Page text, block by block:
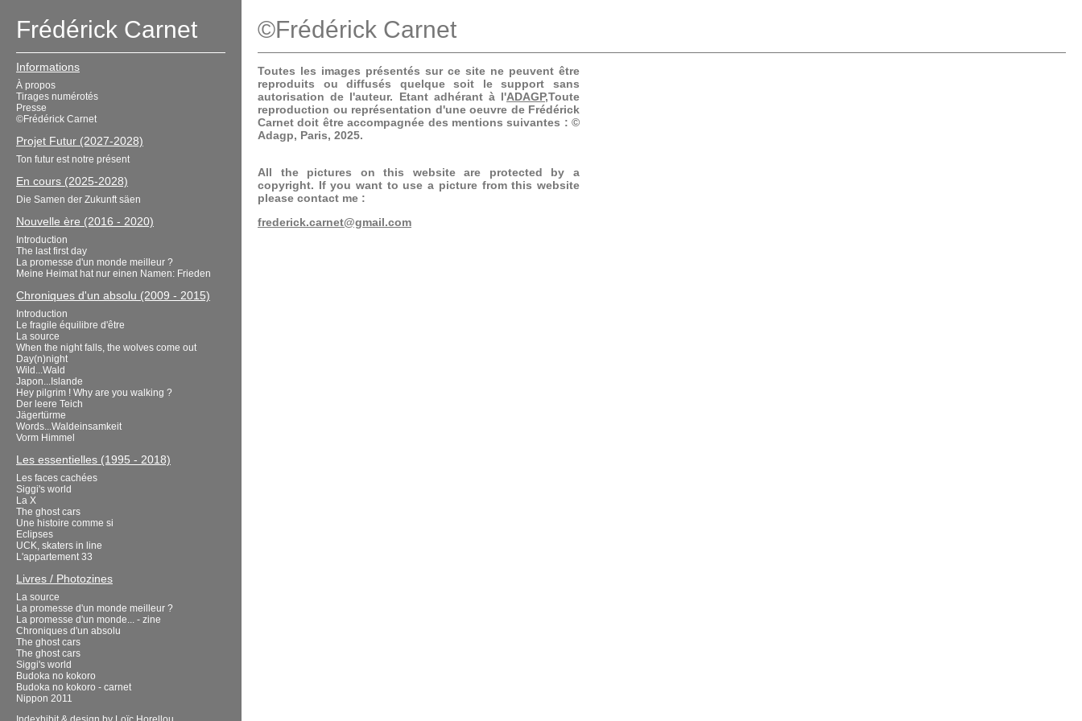
Frédérick Carnet
Informations
À propos
Tirages numérotés
Presse
©Frédérick Carnet
Projet Futur (2027-2028)
Ton futur est notre présent
En cours (2025-2028)
Die Samen der Zukunft säen
Nouvelle ère (2016 - 2020)
Introduction
The last first day
La promesse d'un monde meilleur ?
Meine Heimat hat nur einen Namen: Frieden
Chroniques d'un absolu (2009 - 2015)
Introduction
Le fragile équilibre d'être
La source
When the night falls, the wolves come out
Day(n)night
Wild...Wald
Japon...Islande
Hey pilgrim ! Why are you walking ?
Der leere Teich
Jägertürme
Words...Waldeinsamkeit
Vorm Himmel
Les essentielles (1995 - 2018)
Les faces cachées
Siggi's world
La X
The ghost cars
Une histoire comme si
Eclipses
UCK, skaters in line
L'appartement 33
Livres / Photozines
La source
La promesse d'un monde meilleur ?
La promesse d'un monde... - zine
Chroniques d'un absolu
The ghost cars
The ghost cars
Siggi's world
Budoka no kokoro
Budoka no kokoro - carnet
Nippon 2011
©Frédérick Carnet
Toutes les images présentés sur ce site ne peuvent être
reproduits ou diffusés quelque soit le support sans
autorisation de l'auteur. Etant adhérant à l'ADAGP,Toute
reproduction ou représentation d'une oeuvre de Frédérick
Carnet doit être accompagnée des mentions suivantes : ©
Adagp, Paris, 2025.
All the pictures on this website are protected by a
copyright. If you want to use a picture from this website
please contact me :
frederick.carnet@gmail.com